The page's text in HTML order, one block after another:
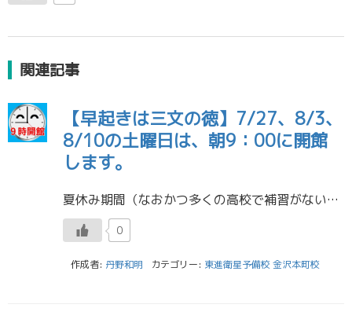
関連記事
【早起きは三文の徳】7/27、8/3、
8/10の土曜日は、朝9：00に開館
します。
夏休み期間（なおかつ多くの高校で補習がない期間）ということで、7/27・8/3・8/10の土曜日は、朝9：00から開館します。 ／ 朝の3～4時間は貴重ですよね。 ここでゆっくりしている人（例えば、極端な話、朝寝坊してい […]
0
作成者: 丹野和明 カテゴリー: 東進衛星予備校 金沢本町校